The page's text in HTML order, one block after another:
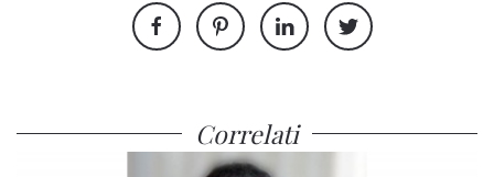
Correlati